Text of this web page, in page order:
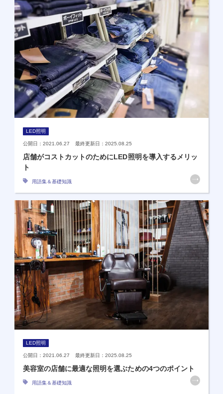
LED照明
公開日：2021.06.27 最終更新日：2025.08.25
店舗がコストカットのためにLED照明を導入するメリッ
ト
用語集＆基礎知識
LED照明
公開日：2021.06.27 最終更新日：2025.08.25
美容室の店舗に最適な照明を選ぶための4つのポイント
用語集＆基礎知識